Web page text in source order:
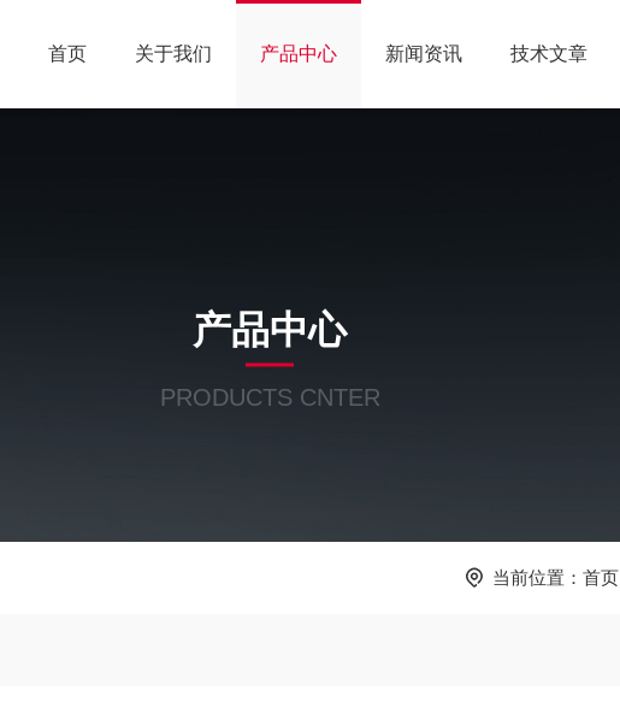
首页 关于我们 产品中心 新闻资讯 技术文章
产品中心
PRODUCTS CNTER
当前位置： 首页